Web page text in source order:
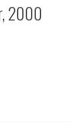
2000